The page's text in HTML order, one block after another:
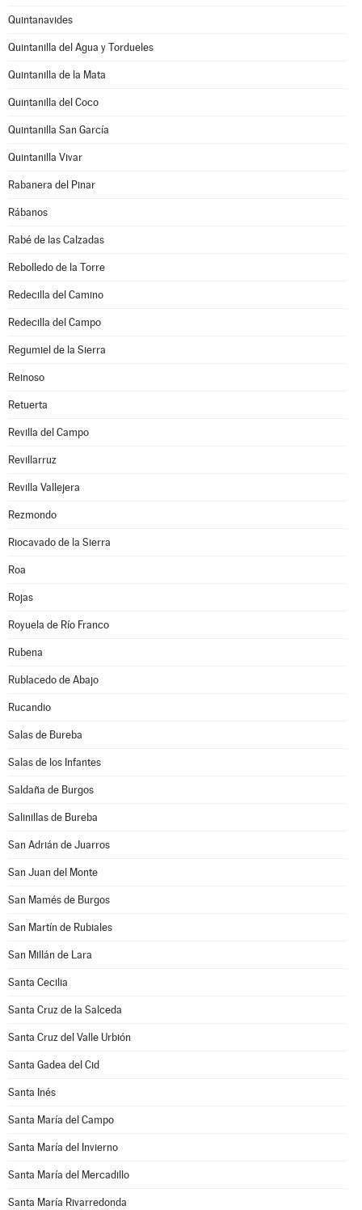
Quintanavides
Quintanilla del Agua y Tordueles
Quintanilla de la Mata
Quintanilla del Coco
Quintanilla San García
Quintanilla Vivar
Rabanera del Pinar
Rábanos
Rabé de las Calzadas
Rebolledo de la Torre
Redecilla del Camino
Redecilla del Campo
Regumiel de la Sierra
Reinoso
Retuerta
Revilla del Campo
Revillarruz
Revilla Vallejera
Rezmondo
Riocavado de la Sierra
Roa
Rojas
Royuela de Río Franco
Rubena
Rublacedo de Abajo
Rucandio
Salas de Bureba
Salas de los Infantes
Saldaña de Burgos
Salinillas de Bureba
San Adrián de Juarros
San Juan del Monte
San Mamés de Burgos
San Martín de Rubiales
San Millán de Lara
Santa Cecilia
Santa Cruz de la Salceda
Santa Cruz del Valle Urbión
Santa Gadea del Cid
Santa Inés
Santa María del Campo
Santa María del Invierno
Santa María del Mercadillo
Santa María Rivarredonda